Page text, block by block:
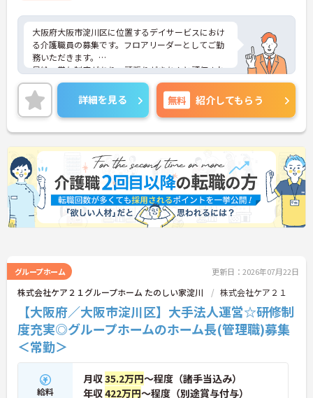
大阪府大阪市淀川区に位置するデイサービスにおけ
る介護職員の募集です。フロアリーダーとしてご勤
務いただきます。
昇給・賞与制度があり、頑張りがきちんと評価され
る環境です！
また施設リーダー手当、資格手当、業態手当など各
種手当が充実しています♪
働きやすい環境が整っており、安心して長くご勤務
いただけます。
ご興味のある方には、面接対策ポイントなど、さら
に詳細をご案内しますのでお気軽にご相談くださ
い！
詳細を見る 無料 紹介してもらう
グループホーム 更新日：2026年07月22日
株式会社ケア２１グループホーム たのしい家淀川 株式会社ケア２１
【大阪府／大阪市淀川区】大手法人運営☆研修制
度充実◎グループホームのホーム長(管理職)募集
＜常勤＞
給料
月収35.2万円～程度（諸手当込み）
年収422万円～程度（別途賞与付与）